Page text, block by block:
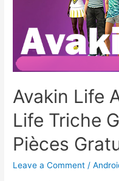
Avakin Life
Life Triche
Pièces
Leave a Comment /